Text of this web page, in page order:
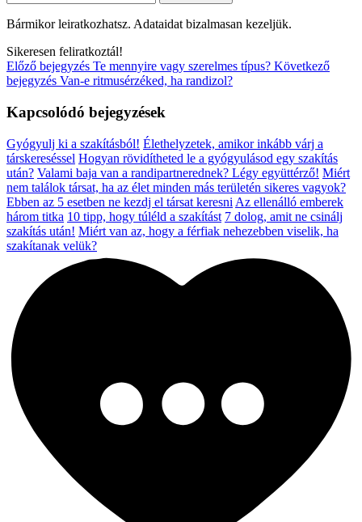
Bármikor leiratkozhatsz. Adataidat bizalmasan kezeljük.
Sikeresen feliratkoztál!
Előző bejegyzés Te mennyire vagy szerelmes típus? Következő
bejegyzés Van-e ritmusérzéked, ha randizol?
Kapcsolódó bejegyzések
Gyógyulj ki a szakításból! Élethelyzetek, amikor inkább várj a
társkereséssel Hogyan rövidítheted le a gyógyulásod egy szakítás
után? Valami baja van a randipartnerednek? Légy együttérző! Miért
nem találok társat, ha az élet minden más területén sikeres vagyok?
Ebben az 5 esetben ne kezdj el társat keresni Az ellenálló emberek
három titka 10 tipp, hogy túléld a szakítást 7 dolog, amit ne csinálj
szakítás után! Miért van az, hogy a férfiak nehezebben viselik, ha
szakítanak velük?